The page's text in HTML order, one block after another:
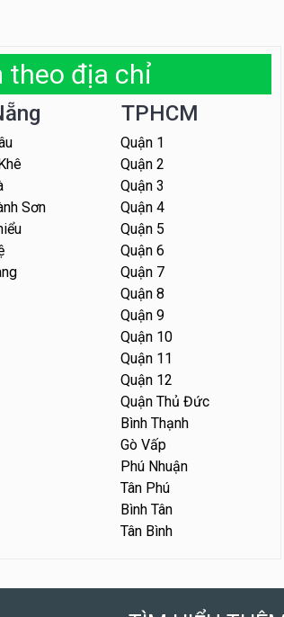
theo địa chỉ
Sơn
TPHCM
Quận 1
Quận 2
Quận 3
Quận 4
Quận 5
Quận 6
Quận 7
Quận 8
Quận 9
Quận 10
Quận 11
Quận 12
Quận Thủ Đức
Bình Thạnh
Gò Vấp
Phú Nhuận
Tân Phú
Bình Tân
Tân Bình